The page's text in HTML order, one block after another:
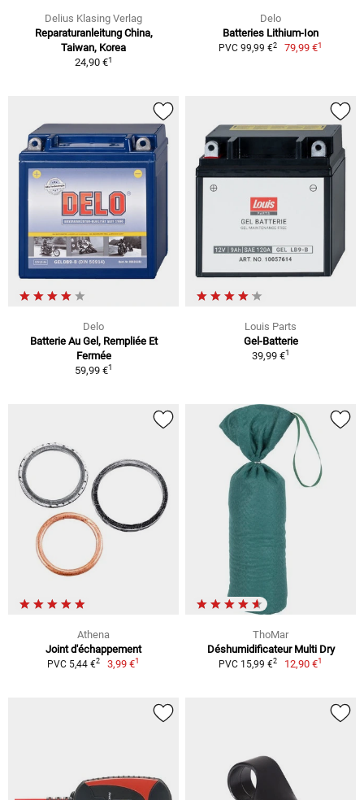
Delius Klasing Verlag
Reparaturanleitung China,
Taiwan, Korea
24,90 €1
Delo
Batteries Lithium-Ion
PVC 99,99 €2 79,99 €1
Delo
Batterie Au Gel, Rempliée Et
Fermée
59,99 €1
Louis Parts
Gel-Batterie
39,99 €1
Athena
Joint d'échappement
PVC 5,44 €2 3,99 €1
ThoMar
Déshumidificateur Multi Dry
PVC 15,99 €2 12,90 €1